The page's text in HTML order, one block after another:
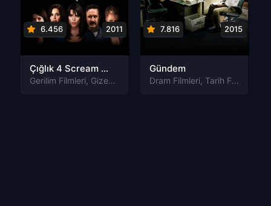
6.456 2011
Çığlık 4 Scream 4 Türkçe Dublaj izle
Gerilim Filmleri, Gizem Filmleri Korku Filmleri
7.816 2015
Gündem
Dram Filmleri, Tarih Filmleri